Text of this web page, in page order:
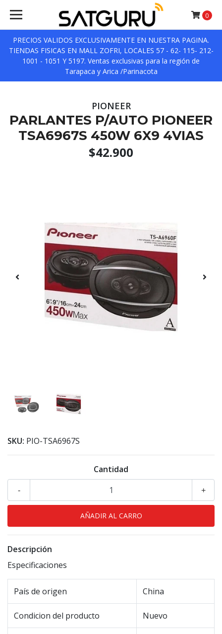
PRECIOS VALIDOS EXCLUSIVAMENTE EN NUESTRA PAGINA.
TIENDAS FISICAS EN MALL ZOFRI, LOCALES 57 - 62- 115- 212-
1001 - 1051 Y 5197. Ventas exclusivas para la región de
Tarapaca y Arica /Parinacota
0
PIONEER
PARLANTES P/AUTO PIONEER
TSA6967S 450W 6X9 4VIAS
$42.900
SKU: PIO-TSA6967S
Cantidad
+
-
Descripción
Especificaciones
País de origen China
Condicion del producto Nuevo